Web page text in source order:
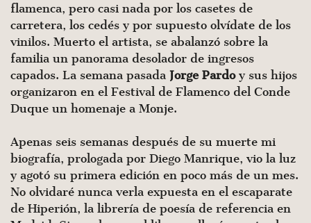
flamenca, pero casi nada por los casetes de
carretera, los cedés y por supuesto olvídate de los
vinilos. Muerto el artista, se abalanzó sobre la
familia un panorama desolador de ingresos
capados. La semana pasada Jorge Pardoy sus hijos
organizaron en el Festival de Flamenco del Conde
Duque un homenaje a Monje.
Apenas seis semanas después de su muerte mi
biografía, prologada por Diego Manrique, vio la luz
y agotó su primera edición en poco más de un mes.
No olvidaré nunca verla expuesta en el escaparate
de Hiperión, la librería de poesía de referencia en